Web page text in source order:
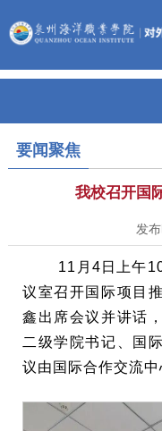
要闻聚焦
我校召开国
发
11月4日上午
议室召开国际项目
鑫出席会议并讲话
二级学院书记、国
议由国际合作交流中